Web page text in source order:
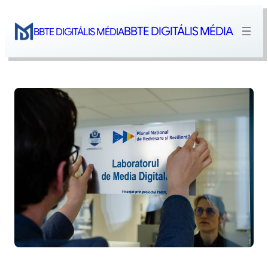
contentBBTE DIGITÁLIS MÉDIABBTE DIGITÁLIS MÉDIA